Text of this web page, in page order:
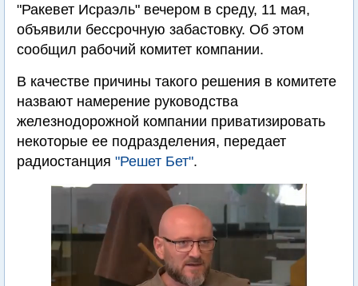
"Ракевет Исраэль" вечером в среду, 11 мая,
объявили бессрочную забастовку. Об этом
сообщил рабочий комитет компании.
В качестве причины такого решения в комитете
назвают намерение руководства
железнодорожной компании приватизировать
некоторые ее подразделения, передает
радиостанция "Решет Бет".